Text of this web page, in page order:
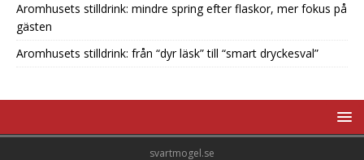
Aromhusets stilldrink: mindre spring efter flaskor, mer fokus på
gästen
Aromhusets stilldrink: från “dyr läsk” till “smart dryckesval”
svartmogel.se